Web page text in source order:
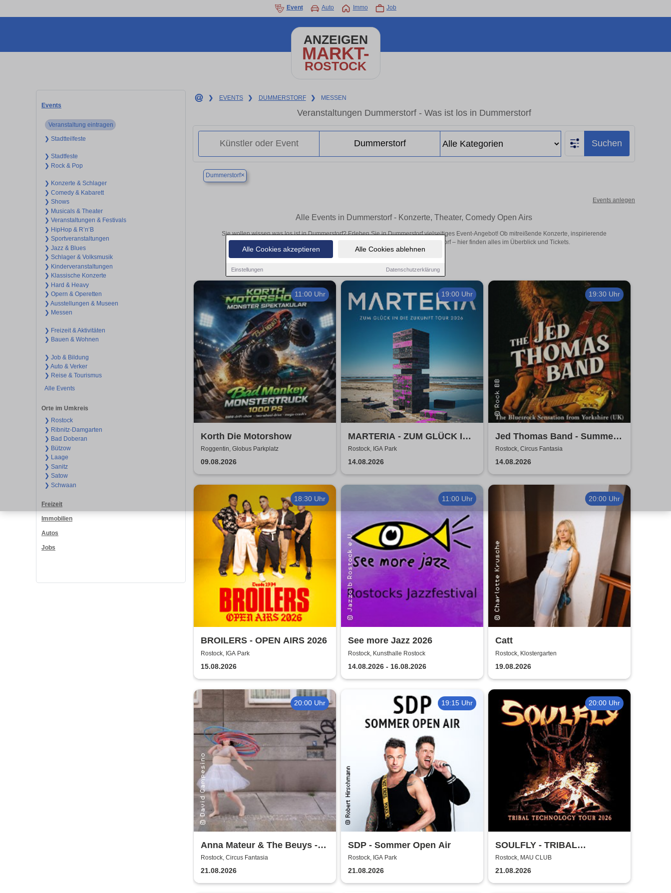
Alle Cookies akzeptieren Alle Cookies ablehnen
Einstellungen Datenschutzerklärung
Event Auto Immo Job
ANZEIGEN
MARKT-
ROSTOCK
Events
Veranstaltung eintragen
❯ Stadtteilfeste
❯ Stadtfeste
❯ Rock & Pop
❯ Konzerte & Schlager
❯ Comedy & Kabarett
❯ Shows
❯ Musicals & Theater
❯ Veranstaltungen & Festivals
❯ HipHop & R’n‘B
❯ Sportveranstaltungen
❯ Jazz & Blues
❯ Schlager & Volksmusik
❯ Kinderveranstaltungen
❯ Klassische Konzerte
❯ Hard & Heavy
❯ Opern & Operetten
❯ Ausstellungen & Museen
❯ Messen
❯ Freizeit & Aktivitäten
❯ Bauen & Wohnen
❯ Job & Bildung
❯ Auto & Verker
❯ Reise & Tourismus
Alle Events
Orte im Umkreis
❯ Rostock
❯ Ribnitz-Damgarten
❯ Bad Doberan
❯ Bützow
❯ Laage
❯ Sanitz
❯ Satow
❯ Schwaan
Freizeit
Immobilien
Autos
Jobs
❯ EVENTS ❯ DUMMERSTORF ❯ MESSEN
Veranstaltungen Dummerstorf - Was ist los in Dummerstorf
Suchen
Dummerstorf×
Events anlegen
Alle Events in Dummerstorf - Konzerte, Theater, Comedy Open Airs
Sie wollen wissen was los ist in Dummerstorf? Erleben Sie in Dummerstorf vielseitiges Event-Angebot! Ob mitreißende Konzerte, inspirierende
Theateraufführungen oder aufregende Veranstaltungen in Dummerstorf – hier finden alles im Überblick und Tickets.
11:00 Uhr
Korth Die Motorshow
Roggentin, Globus Parkplatz
09.08.2026
19:00 Uhr
MARTERIA - ZUM GLÜCK IN
DIE ZUKUNFT TOUR 2026
Rostock, IGA Park
14.08.2026
19:30 Uhr
Jed Thomas Band - Summer
Tour 2026
Rostock, Circus Fantasia
14.08.2026
18:30 Uhr
BROILERS - OPEN AIRS 2026
Rostock, IGA Park
15.08.2026
11:00 Uhr
See more Jazz 2026
Rostock, Kunsthalle Rostock
14.08.2026 - 16.08.2026
20:00 Uhr
Catt
Rostock, Klostergarten
19.08.2026
20:00 Uhr
Anna Mateur & The Beuys -
Kaoshüter
Rostock, Circus Fantasia
21.08.2026
19:15 Uhr
SDP - Sommer Open Air
Rostock, IGA Park
21.08.2026
20:00 Uhr
SOULFLY - TRIBAL
TECHNOLOGY TOUR 2026
Rostock, MAU CLUB
21.08.2026